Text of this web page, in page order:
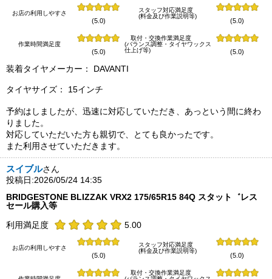
お店の利用しやすさ
(5.0)
スタッフ対応満足度
(料金及び作業説明等)
(5.0)
作業時間満足度
(5.0)
取付・交換作業満足度
(バランス調整・タイヤワックス
仕上げ等)
(5.0)
装着タイヤメーカー： DAVANTI
タイヤサイズ： 15インチ
予約はしましたが、迅速に対応していただき、あっという間に終わ
りました。
対応していただいた方も親切で、とても良かったです。
また利用させていただきます。
スイブルさん
投稿日:2026/05/24 14:35
BRIDGESTONE BLIZZAK VRX2 175/65R15 84Q スタット゛レス
セール購入等
利用満足度
5.00
お店の利用しやすさ
(5.0)
スタッフ対応満足度
(料金及び作業説明等)
(5.0)
取付・交換作業満足度